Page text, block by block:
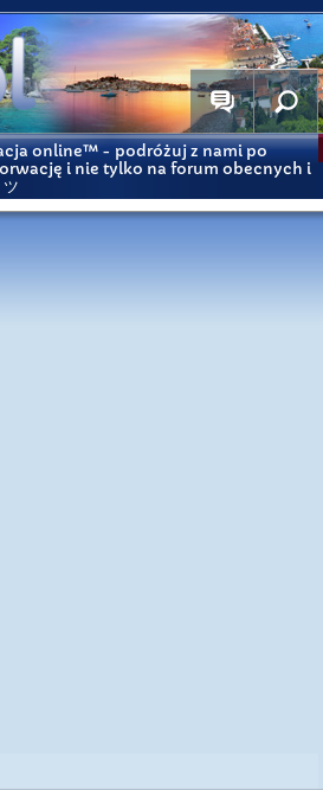
online™ - podróżuj z nami po
i nie tylko na forum obecnych i